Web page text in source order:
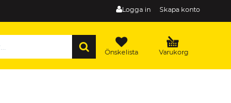
Logga in Skapa konto
Varukorg
Önskelista